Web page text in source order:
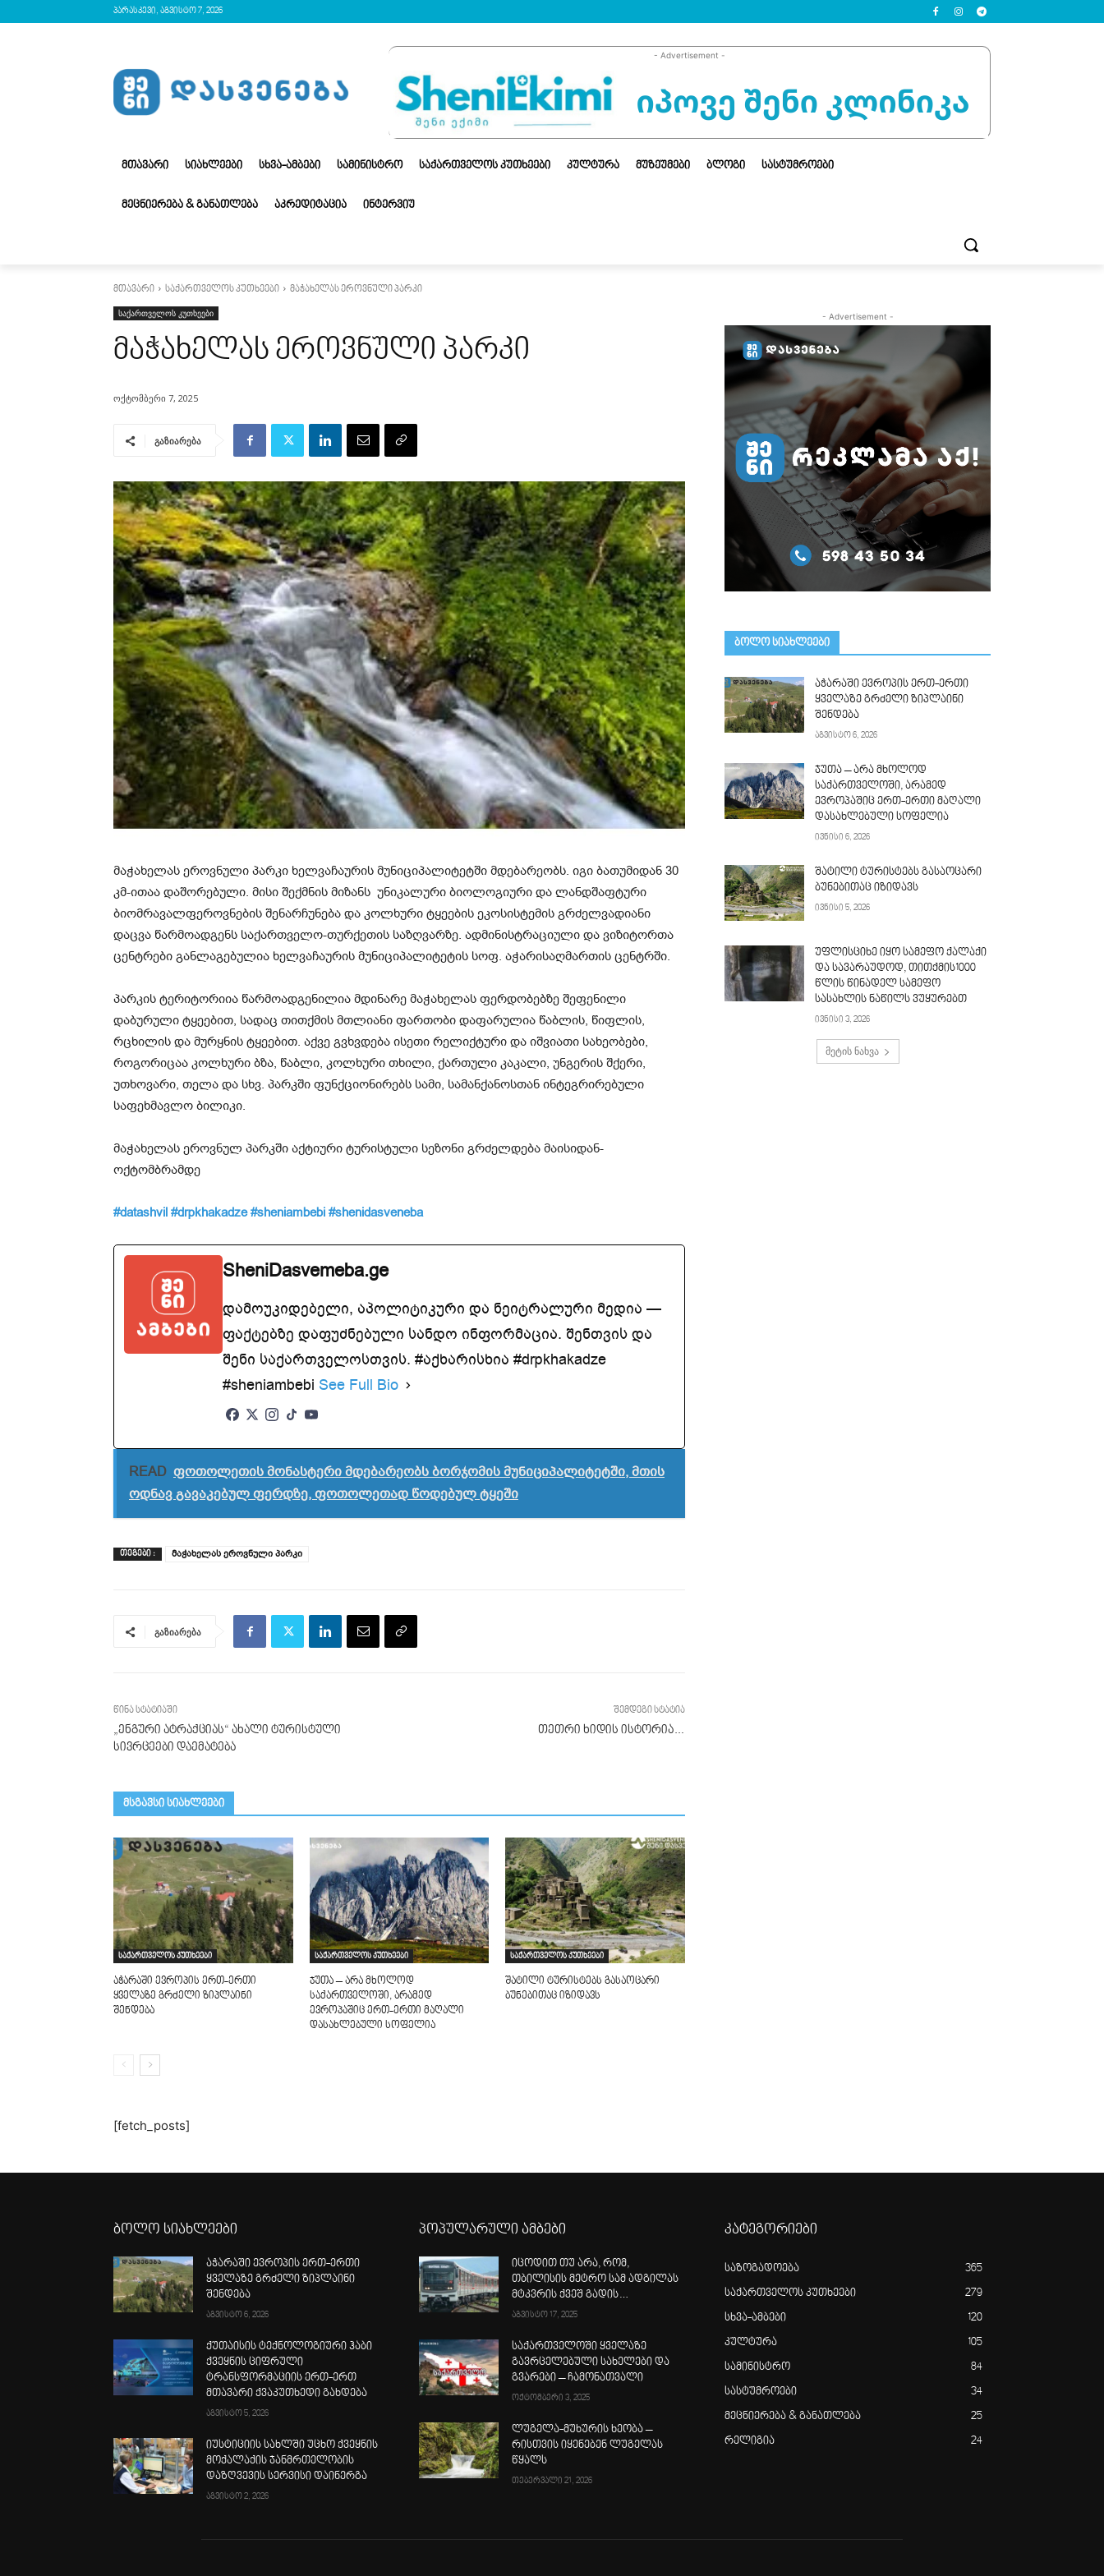
პარასკევი, აგვისტო 7, 2026
- Advertisement -
ᲛᲗᲐᲕᲐᲠᲘ ᲡᲘᲐᲮᲚᲔᲔᲑᲘ ᲡᲮᲕᲐ-ᲐᲛᲑᲔᲑᲘ ᲡᲐᲛᲘᲜᲘᲡᲢᲠᲝ ᲡᲐᲥᲐᲠᲗᲕᲔᲚᲝᲡ ᲙᲣᲗᲮᲔᲔᲑᲘ ᲙᲣᲚᲢᲣᲠᲐ ᲛᲣᲖᲔᲣᲛᲔᲑᲘ ᲑᲚᲝᲒᲘ ᲡᲐᲡᲢᲣᲛᲠᲝᲔᲑᲘ
ᲛᲔᲪᲜᲘᲔᲠᲔᲑᲐ & ᲒᲐᲜᲐᲗᲚᲔᲑᲐ ᲐᲙᲠᲔᲓᲘᲢᲐᲪᲘᲐ ᲘᲜᲢᲔᲠᲕᲘᲣ
მთავარი საქართველოს კუთხეები მაჭახელას ეროვნული პარკი
საქართველოს კუთხეები
მაჭახელას ეროვნული პარკი
ოქტომბერი 7, 2025
გაზიარება
მაჭახელას ეროვნული პარკი ხელვაჩაურის მუნიციპალიტეტში მდებარეობს. იგი ბათუმიდან 30
კმ-ითაა დაშორებული. მისი შექმნის მიზანს უნიკალური ბიოლოგიური და ლანდშაფტური
ბიომრავალფეროვნების შენარჩუნება და კოლხური ტყეების ეკოსისტემის გრძელვადიანი
დაცვა წარმოადგენს საქართველო-თურქეთის საზღვარზე. ადმინისტრაციული და ვიზიტორთა
ცენტრები განლაგებულია ხელვაჩაურის მუნიციპალიტეტის სოფ. აჭარისაღმართის ცენტრში.
პარკის ტერიტორიია წარმოადგენილია მდინარე მაჭახელას ფერდობებზე შეფენილი
დაბურული ტყეებით, სადაც თითქმის მთლიანი ფართობი დაფარულია წაბლის, წიფლის,
რცხილის და მურყნის ტყეებით. აქვე გვხვდება ისეთი რელიქტური და იშვიათი სახეობები,
როგორიცაა კოლხური ბზა, წაბლი, კოლხური თხილი, ქართული კაკალი, უნგერის შქერი,
უთხოვარი, თელა და სხვ. პარკში ფუნქციონირებს სამი, სამანქანოსთან ინტეგრირებული
საფეხმავლო ბილიკი.
მაჭახელას ეროვნულ პარკში აქტიური ტურისტული სეზონი გრძელდება მაისიდან-
ოქტომბრამდე
#datashvil #drpkhakadze #sheniambebi #shenidasveneba
SheniDasvemeba.ge
დამოუკიდებელი, აპოლიტიკური და ნეიტრალური მედია —
ფაქტებზე დაფუძნებული სანდო ინფორმაცია. შენთვის და
შენი საქართველოსთვის. #აქხარისხია #drpkhakadze
#sheniambebi See Full Bio
READ ფოთოლეთის მონასტერი მდებარეობს ბორჯომის მუნიციპალიტეტში, მთის
ოდნავ გავაკებულ ფერდზე, ფოთოლეთად წოდებულ ტყეში
ᲗᲔᲒᲔᲑᲘ : მაჭახელას ეროვნული პარკი
გაზიარება
წინა სტატიაში
„ენგური ატრაქციას“ ახალი ტურისტული
სივრცეები დაემატება
შემდეგი სტატია
თეთრი ხიდის ისტორია…
მსგავსი სიახლეები
საქართველოს კუთხეები
აჭარაში ევროპის ერთ-ერთი
ყველაზე გრძელი ზიპლაინი
შენდება
საქართველოს კუთხეები
ჯუთა – არა მხოლოდ
საქართველოში, არამედ
ევროპაშიც ერთ-ერთი მაღალი
დასახლებული სოფელია
საქართველოს კუთხეები
შატილი ტურისტებს გასაოცარი
ბუნებითაც იზიდავს
[fetch_posts]
- Advertisement -
ᲑᲝᲚᲝ ᲡᲘᲐᲮᲚᲔᲔᲑᲘ
აჭარაში ევროპის ერთ-ერთი
ყველაზე გრძელი ზიპლაინი
შენდება
აგვისტო 6, 2026
ჯუთა – არა მხოლოდ
საქართველოში, არამედ
ევროპაშიც ერთ-ერთი მაღალი
დასახლებული სოფელია
ივნისი 6, 2026
შატილი ტურისტებს გასაოცარი
ბუნებითაც იზიდავს
ივნისი 5, 2026
უფლისციხე იყო სამეფო ქალაქი
და სავარაუდოდ, თითქმის1000
წლის წინადელ სამეფო
სასახლის ნაწილს ვუყურებთ
ივნისი 3, 2026
მეტის ნახვა
ბოლო სიახლეები
აჭარაში ევროპის ერთ-ერთი
ყველაზე გრძელი ზიპლაინი
შენდება
აგვისტო 6, 2026
ქუთაისის ტექნოლოგიური ჰაბი
ქვეყნის ციფრული
ტრანსფორმაციის ერთ-ერთ
მთავარი ქვაკუთხედი გახდება
აგვისტო 5, 2026
იუსტიციის სახლში უცხო ქვეყნის
მოქალაქის ჯანმრთელობის
დაზღვევის სერვისი დაინერგა
აგვისტო 2, 2026
პოპულარული ამბები
იცოდით თუ არა, რომ,
თბილისის მეტრო სამ ადგილას
მტკვრის ქვეშ გადის…
აგვისტო 17, 2025
საქართველოში ყველაზე
გავრცელებული სახელები და
გვარები – ჩამონათვალი
ოქტომბერი 3, 2025
ლუგელა-მუხურის ხეობა –
რისთვის იყენებენ ლუგელას
წყალს
თებერვალი 21, 2026
კატეგორიები
საზოგადოება 365
საქართველოს კუთხეები 279
სხვა-ამბები 120
კულტურა 105
სამინისტრო 84
სასტუმროები 34
მეცნიერება & განათლება 25
რელიგია 24